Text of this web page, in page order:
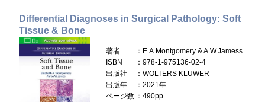
Differential Diagnoses in Surgical Pathology: Soft
Tissue & Bone
著者
：E.A.Montgomery & A.W.Jamess
ISBN
：978-1-975136-02-4
出版社
：WOLTERS KLUWER
出版年
：2021年
ページ数 ：490pp.